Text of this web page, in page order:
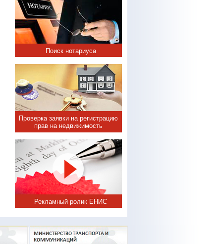
Поиск нотариуса
Проверка заявки на регистрацию
прав на недвижимость
Рекламный ролик ЕНИС